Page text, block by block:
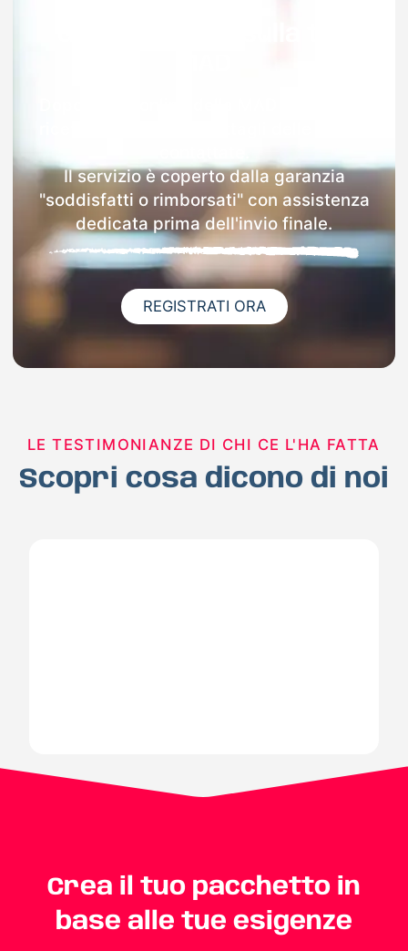
Il servizio è coperto dalla garanzia
"soddisfatti o rimborsati" con assistenza
dedicata prima dell'invio finale.
REGISTRATI ORA
LE TESTIMONIANZE DI CHI CE L'HA FATTA
Scopri cosa dicono di noi
Crea il tuo pacchetto in
base alle tue esigenze